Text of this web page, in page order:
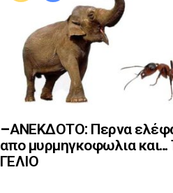
–ΑΝΕΚΔΟΤΟ: Περνα
απο μυρμηγκοφωλια
ΓΕΛΙΟ